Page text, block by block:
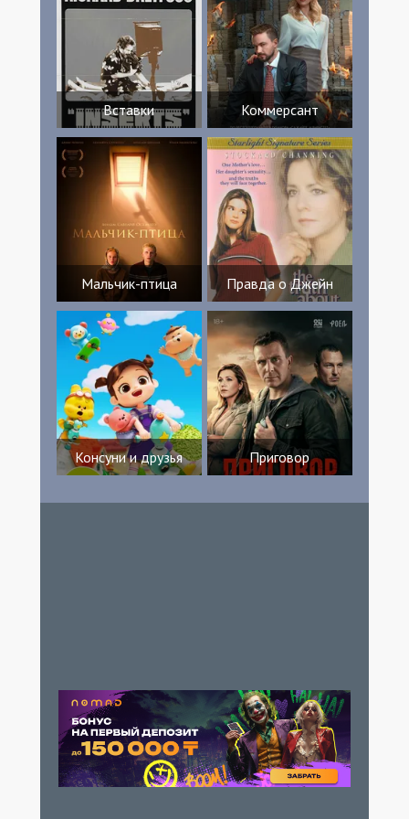
Barbara Rae-Venter Wes Ryland Lisa Ortiz
Michelle Cruz
Вставки Коммерсант
Мальчик-птица Правда о Джейн
Консуни и друзья Приговор